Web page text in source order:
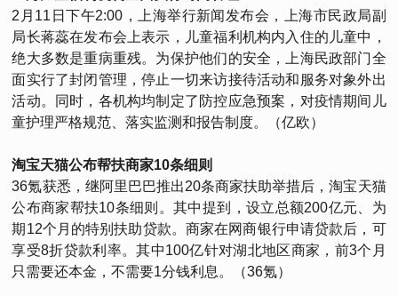
2月11日下午2:00，上海举行新闻发布会，上海市民政局副
局长蒋蕊在发布会上表示，儿童福利机构内入住的儿童中，
绝大多数是重病重残。为保护他们的安全，上海民政部门全
面实行了封闭管理，停止一切来访接待活动和服务对象外出
活动。同时，各机构均制定了防控应急预案，对疫情期间儿
童护理严格规范、落实监测和报告制度。（亿欧）
淘宝天猫公布帮扶商家10条细则
36氪获悉，继阿里巴巴推出20条商家扶助举措后，淘宝天猫
公布商家帮扶10条细则。其中提到，设立总额200亿元、为
期12个月的特别扶助贷款。商家在网商银行申请贷款后，可
享受8折贷款利率。其中100亿针对湖北地区商家，前3个月
只需要还本金，不需要1分钱利息。（36氪）